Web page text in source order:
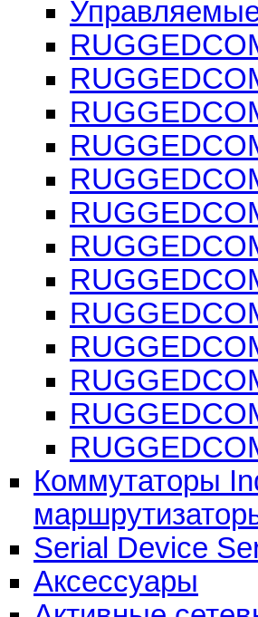
Коммутаторы
Serial Device
Аксессуары